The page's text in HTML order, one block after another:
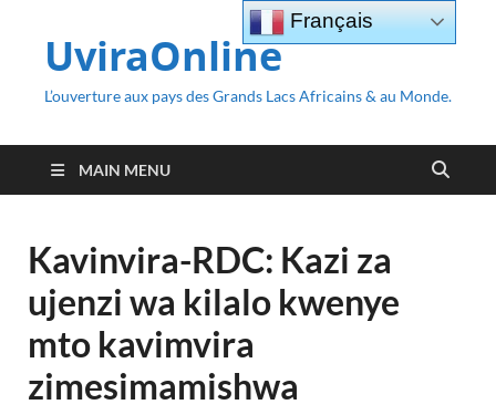
UviraOnline
L’ouverture aux pays des Grands Lacs Africains & au Monde.
MAIN MENU
Kavinvira-RDC: Kazi za
ujenzi wa kilalo kwenye
mto kavimvira
zimesimamishwa
Français